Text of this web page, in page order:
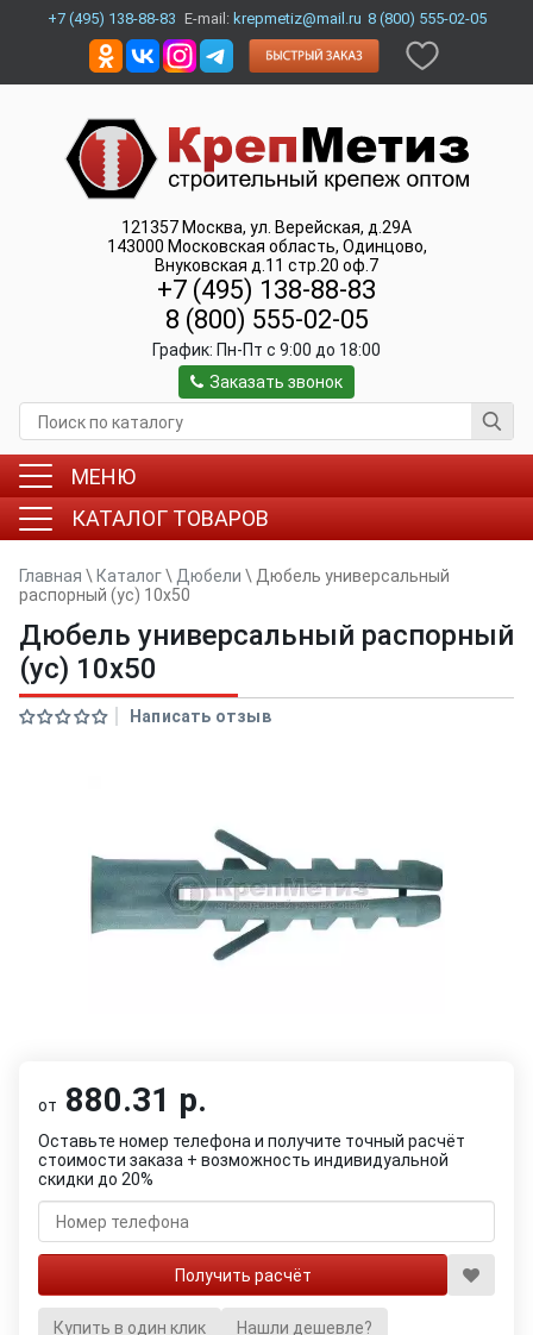
+7 (495) 138-88-83 E-mail: krepmetiz@mail.ru 8 (800) 555-02-05
121357 Москва, ул. Верейская, д.29А
143000 Московская область, Одинцово,
Внуковская д.11 стр.20 оф.7
+7 (495) 138-88-83
8 (800) 555-02-05
График: Пн-Пт c 9:00 до 18:00
Заказать звонок
МЕНЮ
КАТАЛОГ ТОВАРОВ
Главная \ Каталог\ Дюбели \ Дюбель универсальный
распорный (ус) 10х50
Дюбель универсальный распорный
(ус) 10х50
Написать отзыв
от 880.31 р.
Оставьте номер телефона и получите точный расчёт
стоимости заказа + возможность индивидуальной
скидки до 20%
Купить в один клик Нашли дешевле?